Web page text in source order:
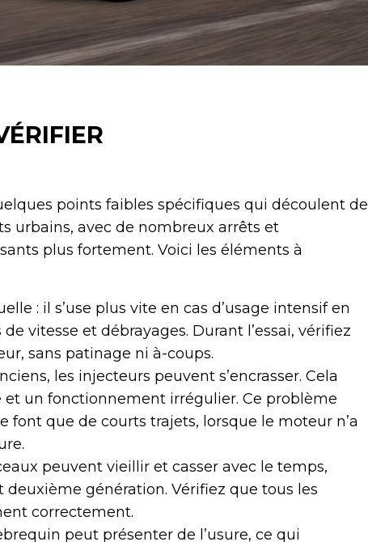
points faibles spécifiques qui découlent de
urbains, avec de nombreux arrêts et
plus fortement. Voici les éléments à
: il s’use plus vite en cas d’usage intensif en
vitesse et débrayages. Durant l’essai, vérifiez
sans patinage ni à-coups.
les injecteurs peuvent s’encrasser. Cela
un fonctionnement irrégulier. Ce problème
que de courts trajets, lorsque le moteur n’a
peuvent vieillir et casser avec le temps,
génération. Vérifiez que tous les
correctement.
peut présenter de l’usure, ce qui